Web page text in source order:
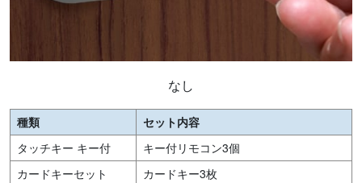
なし
種類
セット内容
タッチキー キー付
キー付リモコン3個
カードキーセット
カードキー3枚